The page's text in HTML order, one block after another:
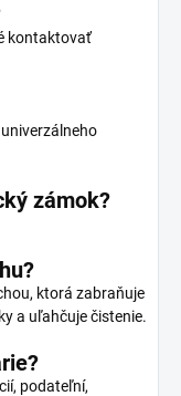
kontaktovať
zámok?
ktorá zabraňuje
a uľahčuje čistenie.
podateľní,